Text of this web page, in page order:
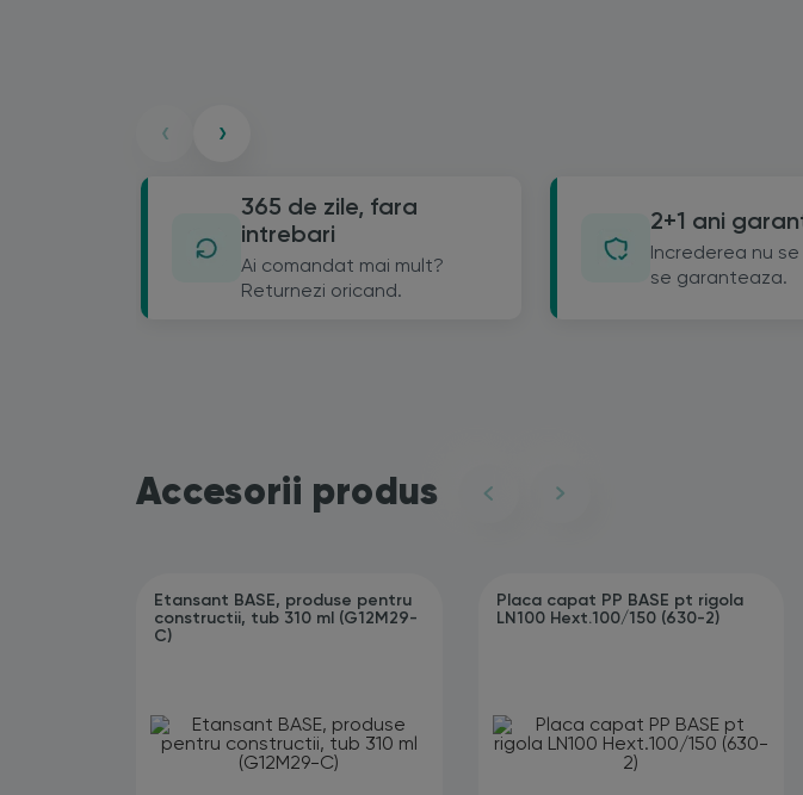
‹ ›
365 de zile, fara
intrebari
Ai comandat mai mult?
Returnezi oricand.
2+1 ani
Increderea nu
se garanteaza.
Accesorii produs
Etansant BASE, produse pentru
constructii, tub 310 ml (G12M29-
C)
Placa capat PP BASE pt rigola
LN100 Hext.100/150 (630-2)